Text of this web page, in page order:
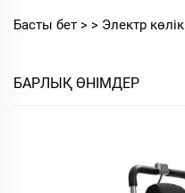
Басты бет > > Электр көлік
БАРЛЫҚ ӨНІМДЕР